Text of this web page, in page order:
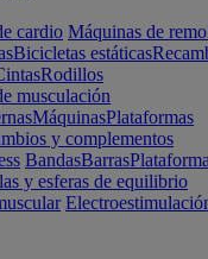
cardio Máquinas de remo
Bicicletas estáticas
Rodillos
musculación
MáquinasPlataformas
y complementos
BandasBarras
y esferas de equilibrio